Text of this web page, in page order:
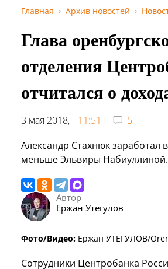
Главная Архив новостей
Глава
отделения
отчитался о
3 мая 2018, 11:51
5
Александр Стахнюк заработал
меньше Эльвиры Набиуллиной.
Автор
Ержан Утегулов
Фото/Видео: Ержан УТЕГУЛОВ/
Сотрудники Центробанка